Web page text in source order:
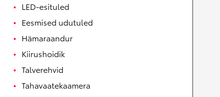
LED-esituled
Eesmised udutuled
Hämaraandur
Kiirushoidik
Talverehvid
Tahavaatekaamera